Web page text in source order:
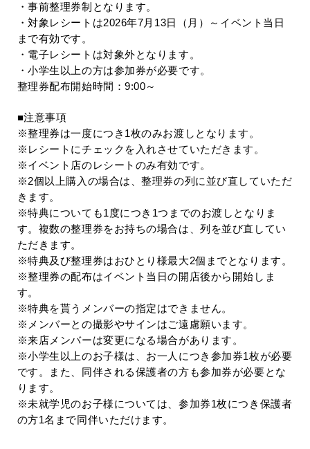
・事前整理券制となります。
・対象レシートは2026年7月 13日（月）～イベント当日
まで有効です。
・電子レシートは対象外となります。
・小学生以上の方は参加券が必要です。
整理券配布開始時間：9:00～
■注意事項
※整理券は一度につき 1枚のみお渡しとなります。
※レシートにチェックを入れさせていただきます。
※イベント店のレシートのみ有効です。
※2個以上購入の場合は、整理券の列に並び直していただ
きます。
※特典についても1 度につき 1つまでのお渡しとなりま
す。複数の整理券をお持ちの場合は、列を並び直してい
ただきます。
※特典及び整理券はおひとり様最大2個までとなります。
※整理券の配布はイベント当日の開店後から開始しま
す。
※特典を貰うメンバーの指定はできません。
※メンバーとの撮影やサインはご遠慮願います。
※来店メンバーは変更になる場合があります。
※小学生以上のお子様は、お一人につき参加券1枚が必要
です。また、同伴される保護者の方も参加券が必要とな
ります。
※未就学児のお子様については、参加券1枚につき保護者
の方1名まで同伴いただけます。